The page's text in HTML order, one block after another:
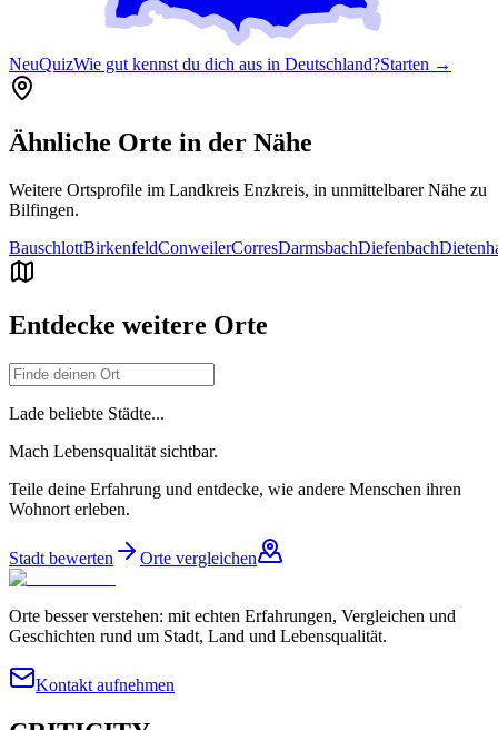
NeuQuizWie gut kennst du dich aus in Deutschland?Starten →
Ähnliche Orte in der Nähe
Weitere Ortsprofile im Landkreis Enzkreis, in unmittelbarer Nähe zu
Bilfingen.
BauschlottBirkenfeldConweilerCorresDarmsbachDiefenbach
Entdecke weitere Orte
Lade beliebte Städte...
Mach Lebensqualität sichtbar.
Teile deine Erfahrung und entdecke, wie andere Menschen ihren
Wohnort erleben.
Stadt bewerten Orte vergleichen
Orte besser verstehen: mit echten Erfahrungen, Vergleichen und
Geschichten rund um Stadt, Land und Lebensqualität.
Kontakt aufnehmen